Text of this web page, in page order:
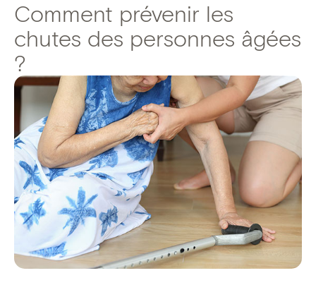
Comment prévenir les
chutes des personnes âgées
?